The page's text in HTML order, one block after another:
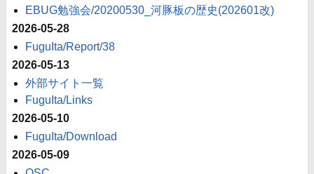
EBUG勉強会/20200530_河豚板の歴史(202601改)
2026-05-28
FuguIta/Report/38
2026-05-13
外部サイト一覧
FuguIta/Links
2026-05-10
FuguIta/Download
2026-05-09